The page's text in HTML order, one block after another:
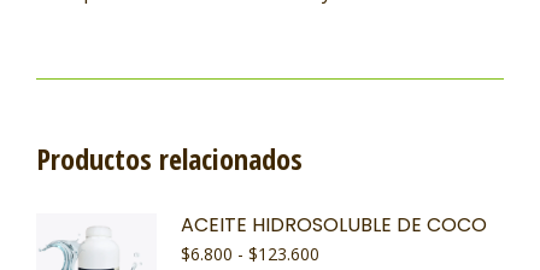
Productos relacionados
ACEITE HIDROSOLUBLE DE COCO
$6.800 - $123.600